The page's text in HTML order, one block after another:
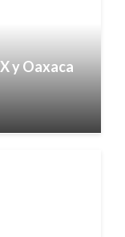
y Oaxaca